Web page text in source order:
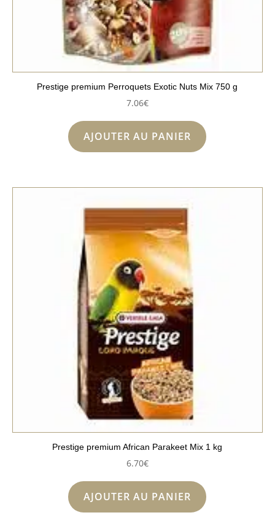
Prestige premium Perroquets Exotic Nuts Mix 750 g
7.06€
AJOUTER AU PANIER
Prestige premium African Parakeet Mix 1 kg
6.70€
AJOUTER AU PANIER